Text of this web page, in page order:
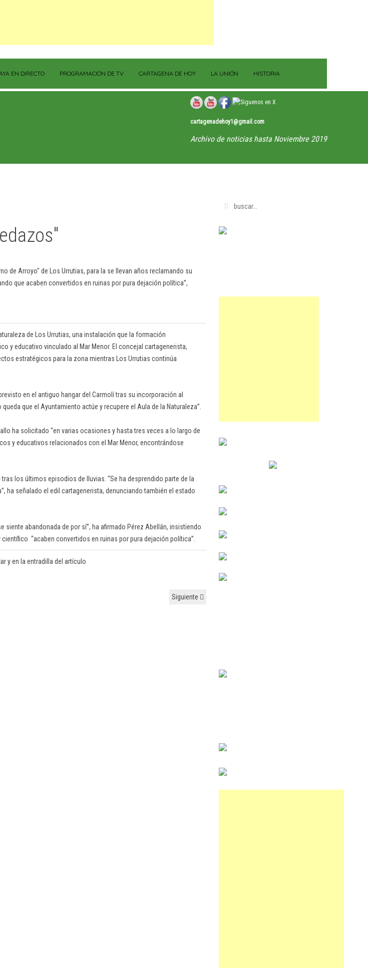
EN DIRECTO PROGRAMACIÓN DE TV CARTAGENA DE HOY LA UNIÓN HISTORIA
cartagenadehoy1@gmail.com
Archivo de noticias hasta Noviembre 2019
de Arroyo" de Los Urrutias, para la se llevan años reclamando su
que acaben convertidos en ruinas por pura dejación política”,
de Los Urrutias, una instalación que la formación
y educativo vinculado al Mar Menor. El concejal cartagenerista,
estratégicos para la zona mientras Los Urrutias continúa
en el antiguo hangar del Carmolí tras su incorporación al
que el Ayuntamiento actúe y recupere el Aula de la Naturaleza”.
ha solicitado “en varias ocasiones y hasta tres veces a lo largo de
y educativos relacionados con el Mar Menor, encontrándose
los últimos episodios de lluvias. “Se ha desprendido parte de la
ha señalado el edil cartagenerista, denunciando también el estado
abandonada de por sí”, ha afirmado Pérez Abellán, insistiendo
“acaben convertidos en ruinas por pura dejación política”.
y en la entradilla del artículo
Siguiente